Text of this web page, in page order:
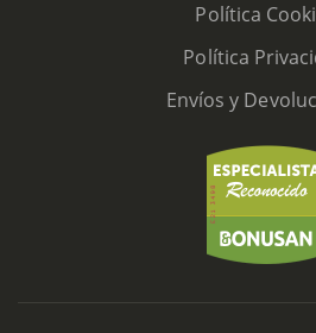
Política
Política
Envíos y